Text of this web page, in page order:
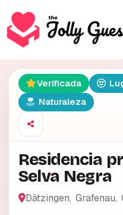
Verificada
Naturaleza
Residencia
Selva Negra
Dätzingen, Grafenau,